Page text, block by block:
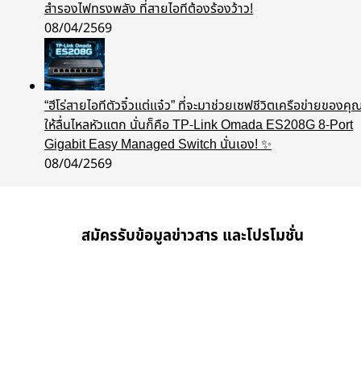
สำรองไฟทรงพลัง ที่สายไอทีต้องร้องว้าว!
08/04/2569
“ฮีโร่สายไอทีตัวจิ๋วแต่แจ๋ว” ที่จะมาช่วยเซฟชีวิตเครือข่ายของคุ
ให้ลื่นไหลหัวแตก นั่นก็คือ TP-Link Omada ES208G 8-Port
Gigabit Easy Managed Switch นั่นเอง! ✨
08/04/2569
สมัครรับข้อมูลข่าวสาร และโปรโมชั่น